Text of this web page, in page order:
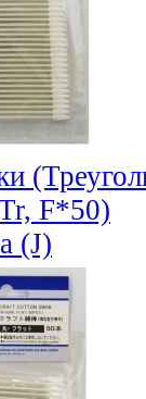
F*50)
(J)